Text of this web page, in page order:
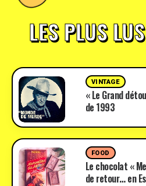
LES PLUS LUS
VINTAGE
« Le Grand
de 1993
FOOD
Le chocolat «
de retour… en